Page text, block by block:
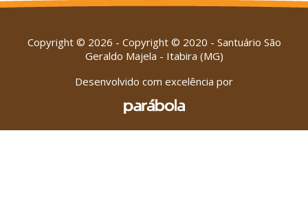
Copyright © 2026 - Copyright © 2020 - Santuário São
Geraldo Majela - Itabira (MG)
Desenvolvido com excelência por